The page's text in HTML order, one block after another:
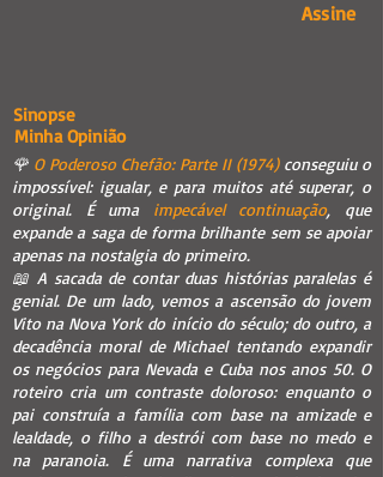
Assine
Sinopse
Minha Opinião
🌹 O Poderoso Chefão: Parte II (1974)conseguiu o
impossível: igualar, e para muitos até superar, o
original. É uma impecável continuação, que
expande a saga de forma brilhante sem se apoiar
apenas na nostalgia do primeiro.
📖 A sacada de contar duas histórias paralelas é
genial. De um lado, vemos a ascensão do jovem
Vito na Nova York do início do século; do outro, a
decadência moral de Michael tentando expandir
os negócios para Nevada e Cuba nos anos 50. O
roteiro cria um contraste doloroso: enquanto o
pai construía a família com base na amizade e
lealdade, o filho a destrói com base no medo e
na paranoia. É uma narrativa complexa que